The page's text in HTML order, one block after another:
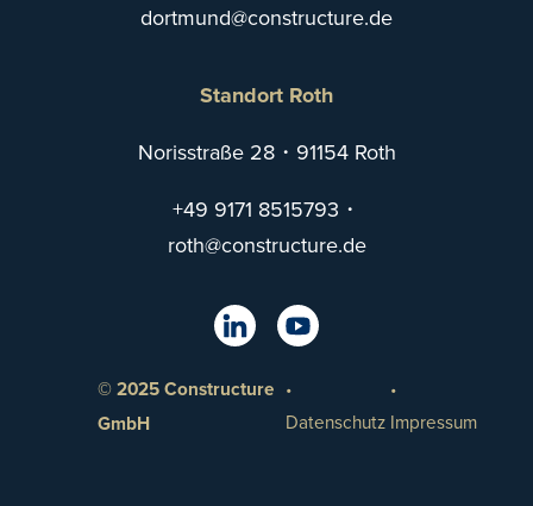
ed.er
utcur
tsnoc
@dnum
trod
Standort Roth
Norisstraße 28・91154 Roth
+49 9171 8515793 ・
ed.er
utcur
tsnoc
@htor
© 2025 Constructure
GmbH
Datenschutz Impressum